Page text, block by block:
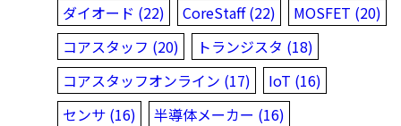
ダイオード (22)
CoreStaff (22)
MOSFET (20)
コアスタッフ (20)
トランジスタ (18)
コアスタッフオンライン (17)
IoT (16)
センサ (16)
半導体メーカー (16)